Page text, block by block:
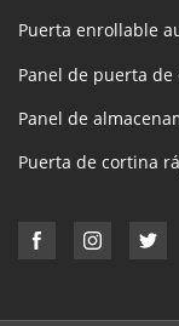
Puerta enrollable
Panel de puerta de
Panel de
Puerta de cortina